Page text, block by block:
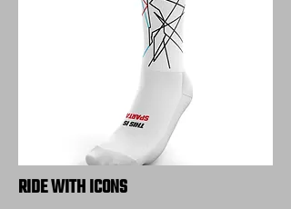
RIDE WITH ICONS